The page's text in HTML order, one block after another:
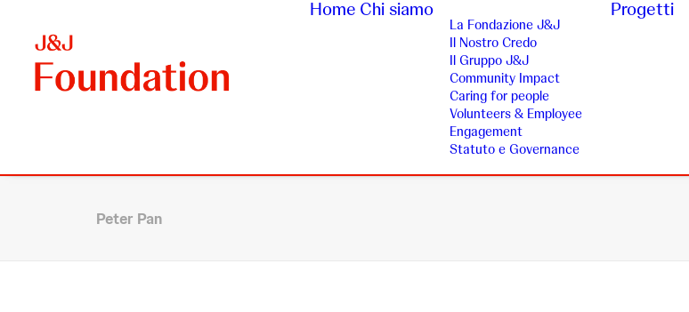
Home Chi siamo
La Fondazione J&J
Il Nostro Credo
Il Gruppo J&J
Community Impact
Caring for people
Volunteers & Employee
Engagement
Statuto e Governance
Progetti
Peter Pan